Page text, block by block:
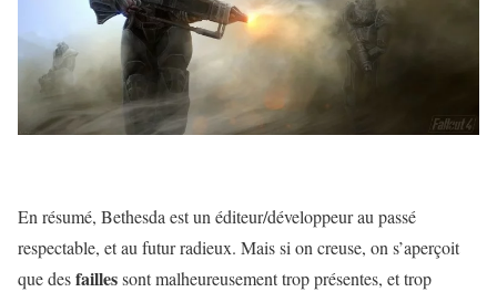
En résumé, Bethesda est un éditeur/développeur au passé
respectable, et au futur radieux. Mais si on creuse, on s’aperçoit
que desfaillessont malheureusement trop présentes, et trop